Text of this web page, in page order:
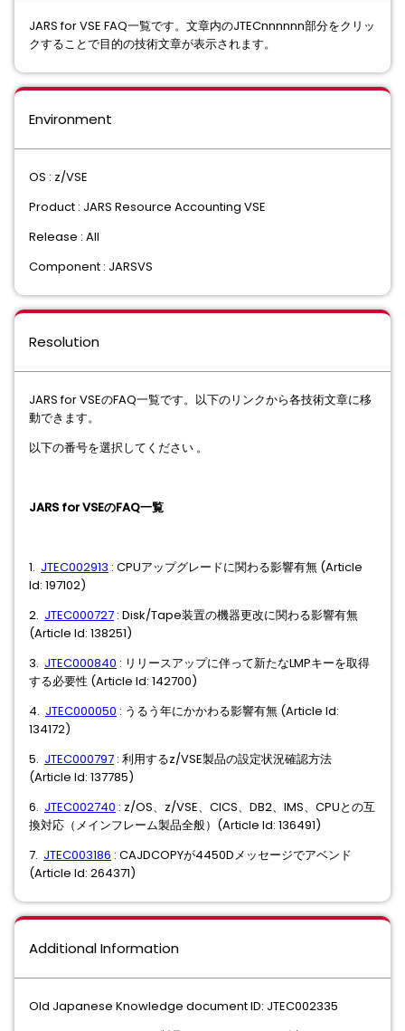
JARS for VSE FAQ一覧です。文章内のJTECnnnnnn部分をクリッ
クすることで目的の技術文章が表示されます。
Environment
OS : z/VSE
Product : JARS Resource Accounting VSE
Release : All
Component : JARSVS
Resolution
JARS for VSEのFAQ一覧です。以下のリンクから各技術文章に移
動できます。
以下の番号を選択してください 。
JARS for VSEのFAQ一覧
1. JTEC002913 : CPUアップグレードに関わる影響有無 (Article
Id: 197102)
2. JTEC000727 : Disk/Tape装置の機器更改に関わる影響有無
(Article Id: 138251)
3. JTEC000840 : リリースアップに伴って新たなLMPキーを取得
する必要性 (Article Id: 142700)
4. JTEC000050 : うるう年にかかわる影響有無 (Article Id:
134172)
5. JTEC000797 : 利用するz/VSE製品の設定状況確認方法
(Article Id: 137785)
6. JTEC002740 : z/OS、z/VSE、CICS、DB2、IMS、CPUとの互
換対応（メインフレーム製品全般）(Article Id: 136491)
7. JTEC003186 : CAJDCOPYが4450Dメッセージでアベンド
(Article Id: 264371)
Additional Information
Old Japanese Knowledge document ID: JTEC002335